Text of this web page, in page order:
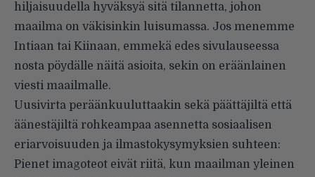
hiljaisuudella hyväksyä sitä tilannetta, johon
maailma on väkisinkin luisumassa. Jos menemme
Intiaan tai Kiinaan, emmekä edes sivulauseessa
nosta pöydälle näitä asioita, sekin on eräänlainen
viesti maailmalle.
Uusivirta peräänkuuluttaakin sekä päättäjiltä että
äänestäjiltä rohkeampaa asennetta sosiaalisen
eriarvoisuuden ja ilmastokysymyksien suhteen:
Pienet imagoteot eivät riitä, kun maailman yleinen